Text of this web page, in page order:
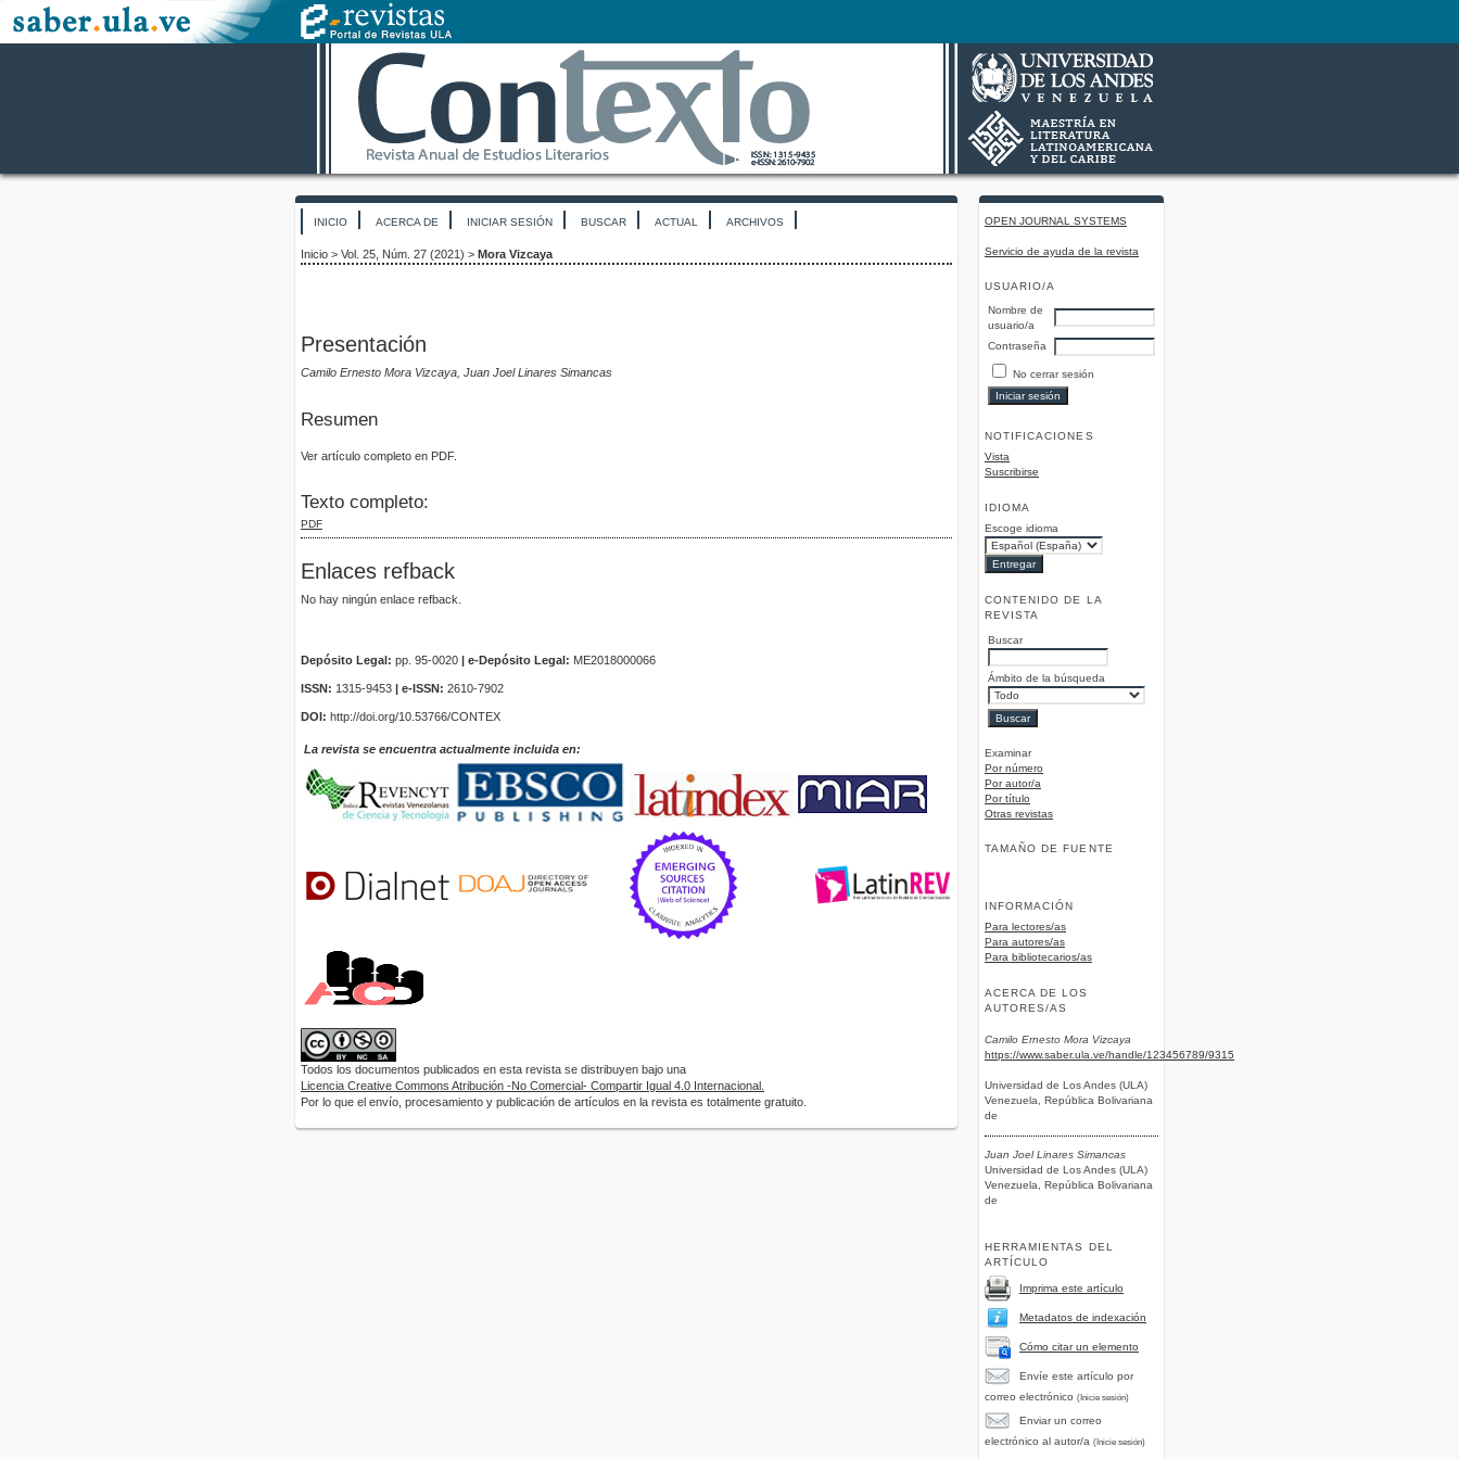
OPEN JOURNAL SYSTEMS
Servicio de ayuda de la revista
USUARIO/A
Nombre de
usuario/a
Contraseña
No cerrar sesión
NOTIFICACIONES
Vista
Suscribirse
IDIOMA
Escoge idioma
CONTENIDO DE LA
REVISTA
Buscar
Ámbito de la búsqueda
Examinar
Por número
Por autor/a
Por título
Otras revistas
TAMAÑO DE FUENTE
INFORMACIÓN
Para lectores/as
Para autores/as
Para bibliotecarios/as
ACERCA DE LOS
AUTORES/AS
Camilo Ernesto Mora Vizcaya
https://www.saber.ula.ve/handle/123456789/9315
Universidad de Los Andes (ULA)
Venezuela, República Bolivariana
de
Juan Joel Linares Simancas
Universidad de Los Andes (ULA)
Venezuela, República Bolivariana
de
HERRAMIENTAS DEL
ARTÍCULO
Imprima este artículo
Metadatos de indexación
Cómo citar un elemento
Envíe este artículo por
correo electrónico (Inicie sesión)
Enviar un correo
electrónico al autor/a (Inicie sesión)
INICIO ACERCA DE INICIAR SESIÓN BUSCAR ACTUAL ARCHIVOS
Inicio > Vol. 25, Núm. 27 (2021) > Mora Vizcaya
Presentación
Camilo Ernesto Mora Vizcaya, Juan Joel Linares Simancas
Resumen
Ver artículo completo en PDF.
Texto completo:
PDF
Enlaces refback
No hay ningún enlace refback.
Depósito Legal: pp. 95-0020 | e-Depósito Legal: ME2018000066
ISSN: 1315-9453 | e-ISSN: 2610-7902
DOI: http://doi.org/10.53766/CONTEX
La revista se encuentra actualmente incluida en:
Todos los documentos publicados en esta revista se distribuyen bajo una
Licencia Creative Commons Atribución -No Comercial- Compartir Igual 4.0 Internacional.
Por lo que el envío, procesamiento y publicación de artículos en la revista es totalmente gratuito.